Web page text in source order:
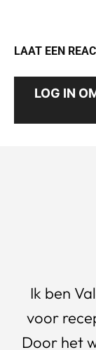
LAAT EEN
LOG IN
Ik ben
voor
Door het